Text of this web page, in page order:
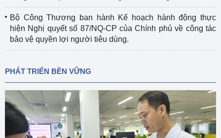
Bộ Công Thương ban hành Kế hoạch hành động thực
hiện Nghị quyết số 87/NQ-CP của Chính phủ về công tác
bảo vệ quyền lợi người tiêu dùng.
PHÁT TRIỂN BỀN VỮNG